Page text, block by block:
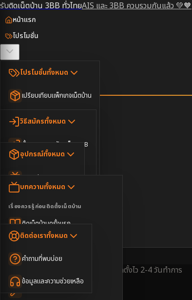
รับติดเน็ตบ้าน 3BB ทั่วไทยAIS และ 3BB ควบรวมกันแล้ว 💚🧡
หน้าแรก
โปรโมชั่น
โปรโมชั่นทั้งหมด
เปรียบเทียบแพ็กเกจเน็ตบ้าน
เน็ตบ้าน Super Fast
เน็ตบ้าน 2Gbps
เน็ตบ้านพร้อมกล่องทีวี
เน็ตบ้าน + Netflix
เน็ตบ้าน + บริการเสริม
เน็ตบ้านแรงทุกชั้น
ตรวจสอบพื้นที่
วิธีสมัครทั้งหมด
ขั้นตอนการสมัครเน็ต 3BB
อุปกรณ์
อุปกรณ์ทั้งหมด
AIS Play Box
Dongle เน็ตสำรอง
บทความ
บทความทั้งหมด
เรื่องควรรู้ก่อนติดตั้งเน็ตบ้าน
ติดเน็ตบ้านครั้งแรก
เทคนิคขอคิวช่างได้ไว
ข่าวสาร
ติดต่อเราทั้งหมด
คำถามที่พบบ่อย
ข้อมูลและความช่วยเหลือ
🇹🇭🇬🇧
ติดตั้งไว 2-4 วันทำการ
3BB & AIS Fibre